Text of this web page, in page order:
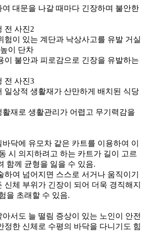
대문을 나갈 때마다 긴장하며 불안한
험이 있는 계단과 낙상사고를 유발 거실
이 단차
이 불안과 피로감으로 긴장을 유발하는
일상적 생활재가 산만하게 배치된 식당
재로 생활관리가 어렵고 무기력감을
닥에 유모차 같은 카트를 이용하여 이
시 의지하려고 하는 카트가 길이 고르
함께 균형을 잃을 수 있음.
하여 넘어지면 스스로 서거나 움직이기
신체 부위가 긴장이 되어 더욱 경직해지
을 초래할 수 있음.
서도 늘 떨림 증상이 있는 노인이 안전
정한 신체로 수평의 바닥을 다니기도 힘